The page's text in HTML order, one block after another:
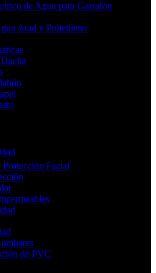
de Agua para Garrafón
Arad y Polietileno
Protección Facial
de PVC